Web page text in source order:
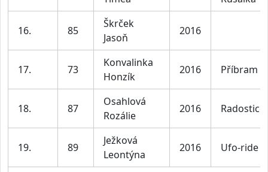
16. 85
Škrček
Jasoň
2016
17. 73
Konvalinka
Honzík
2016 Příbram
18. 87
Osahlová
Rozálie
2016 Radostice
19. 89
Ježková
Leontýna
2016 Ufo-ride